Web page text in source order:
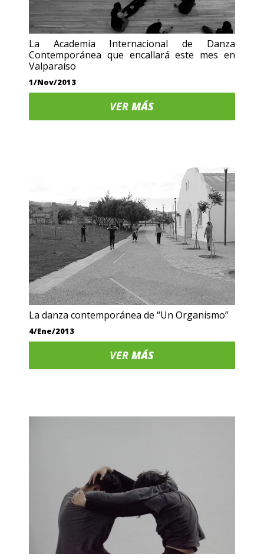
La Academia Internacional de Danza
Contemporánea que encallará este mes en
Valparaíso
1/Nov/2013
VERMÁS
La danza contemporánea de “Un Organismo”
4/Ene/2013
VERMÁS